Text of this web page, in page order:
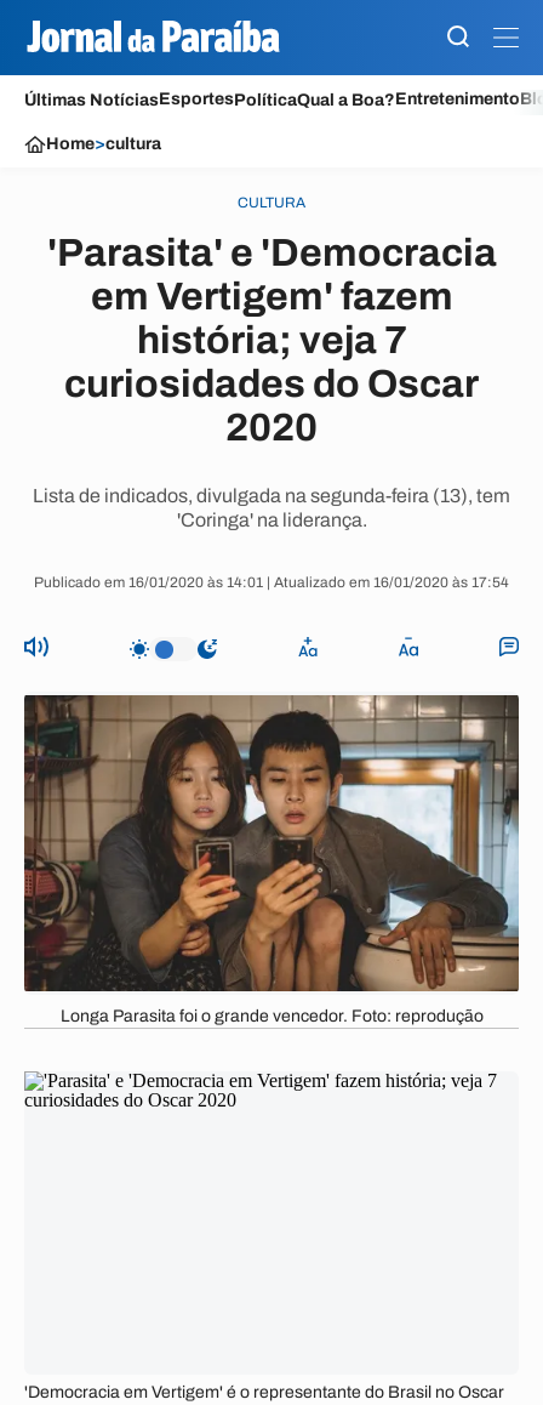
Últimas NotíciasEsportesPolíticaQual a Boa?Entretenimento
Home>cultura
CULTURA
'Parasita' e 'Democracia
em Vertigem' fazem
história; veja 7
curiosidades do Oscar
2020
Lista de indicados, divulgada na segunda-feira (13), tem
'Coringa' na liderança.
Publicado em 16/01/2020 às 14:01 | Atualizado em 16/01/2020 às 17:54
Longa Parasita foi o grande vencedor. Foto: reprodução
'Democracia em Vertigem' é o representante do Brasil no Oscar